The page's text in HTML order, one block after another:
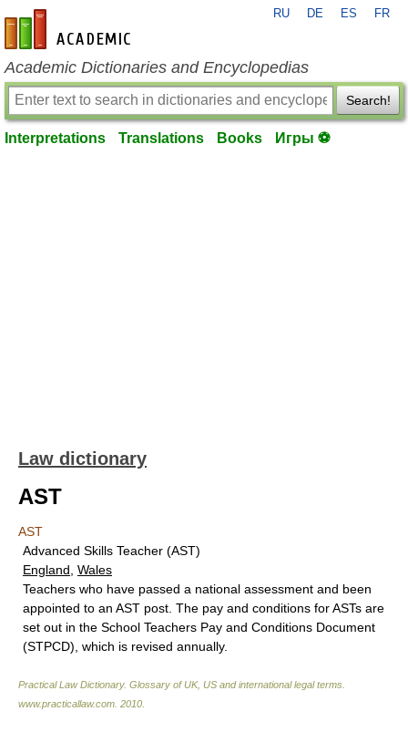
en-academic.com
RU DE ES FR
Academic Dictionaries and Encyclopedias
Search!
Interpretations Translations Books Игры ⚽
Law dictionary
AST
AST
Advanced Skills Teacher (AST)
England Wales
Teachers who have passed a national assessment and been
appointed to an AST post. The pay and conditions for ASTs are
set out in the School Teachers Pay and Conditions Document
(STPCD), which is revised annually.
Practical Law Dictionary. Glossary of UK, US and international legal terms
www.practicallaw.com 2010